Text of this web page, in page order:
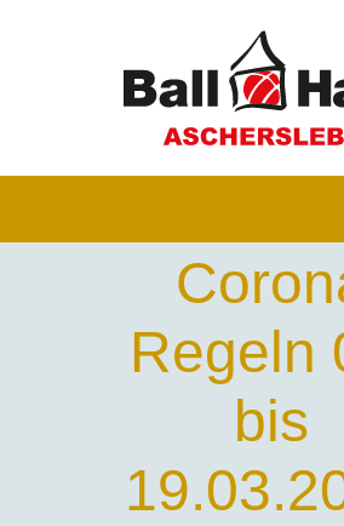
Regeln
bis